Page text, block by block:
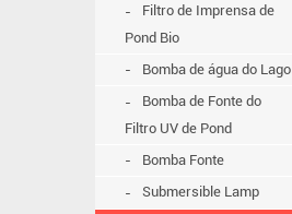
Filtro de Imprensa de
Pond Bio
Bomba de água do Lago
Bomba de Fonte do
Filtro UV de Pond
Bomba Fonte
Submersible Lamp